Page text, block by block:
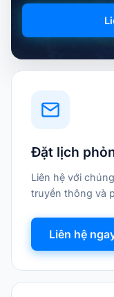
Đặt lịch
Liên hệ với
truyền thông và
Liên hệ